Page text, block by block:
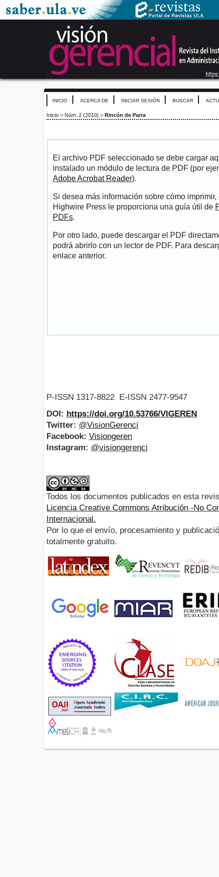
INICIO ACERCA DE INICIAR SESIÓN BUSCAR
Inicio > Núm. 2 (2010) > Rincón de Parra
El archivo PDF seleccionado se debe cargar
instalado un módulo de lectura de PDF (por
Adobe Acrobat Reader).
Si desea más información sobre cómo
Highwire Press le proporciona una guía útil de
PDFs.
Por otro lado, puede descargar el PDF
podrá abrirlo con un lector de PDF. Para
enlace anterior.
P-ISSN 1317-8822 E-ISSN 2477-9547
DOI: https://doi.org/10.53766/VIGEREN
Twitter: @VisionGerenci
Facebook: Visiongeren
Instagram: @visiongerenci
Todos los documentos publicados en esta
Licencia Creative Commons Atribución -No
Internacional.
Por lo que el envío, procesamiento y
totalmente gratuito.